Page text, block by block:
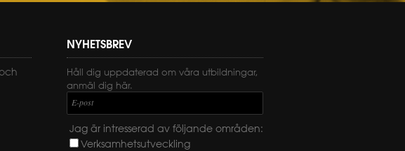
NYHETSBREV
Håll dig uppdaterad om våra utbildningar,
anmäl dig här.
E-post
Jag är intresserad av följande områden:
Verksamhetsutveckling